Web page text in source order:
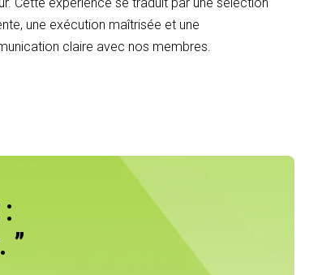
Cette expérience se traduit par une sélection
une exécution maîtrisée et une
claire avec nos membres.
”